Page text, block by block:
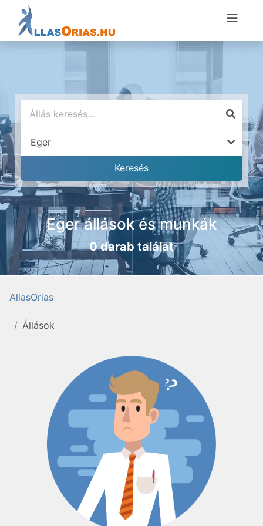
Eger állások és munkák
0 darab találat
AllasOrias
Állások